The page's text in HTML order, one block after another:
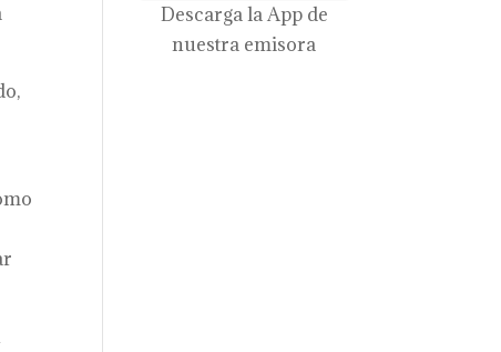
Descarga la App de
nuestra emisora